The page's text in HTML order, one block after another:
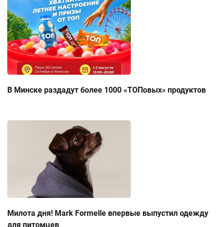
В Минске раздадут более 1000 «ТОПовых» продуктов
Милота дня! Mark Formelle впервые выпустил одежду
для питомцев